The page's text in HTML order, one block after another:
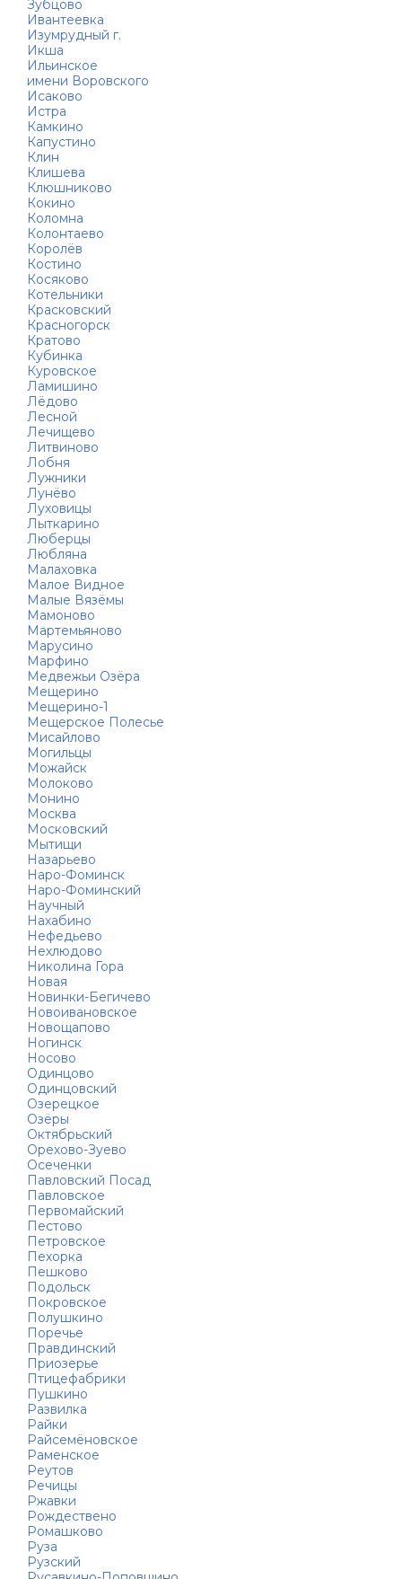
Зубцово
Ивантеевка
Изумрудный г.
Икша
Ильинское
имени Воровского
Исаково
Истра
Камкино
Капустино
Клин
Клишева
Клюшниково
Кокино
Коломна
Колонтаево
Королёв
Костино
Косяково
Котельники
Красковский
Красногорск
Кратово
Кубинка
Куровское
Ламишино
Лёдово
Лесной
Лечищево
Литвиново
Лобня
Лужники
Лунёво
Луховицы
Лыткарино
Люберцы
Любляна
Малаховка
Малое Видное
Малые Вязёмы
Мамоново
Мартемьяново
Марусино
Марфино
Медвежьи Озёра
Мещерино
Мещерино-1
Мещерское Полесье
Мисайлово
Могильцы
Можайск
Молоково
Монино
Москва
Московский
Мытищи
Назарьево
Наро-Фоминск
Наро-Фоминский
Научный
Нахабино
Нефедьево
Нехлюдово
Николина Гора
Новая
Новинки-Бегичево
Новоивановское
Новощапово
Ногинск
Носово
Одинцово
Одинцовский
Озерецкое
Озёры
Октябрьский
Орехово-Зуево
Осеченки
Павловский Посад
Павловское
Первомайский
Пестово
Петровское
Пехорка
Пешково
Подольск
Покровское
Полушкино
Поречье
Правдинский
Приозерье
Птицефабрики
Пушкино
Развилка
Райки
Райсемёновское
Раменское
Реутов
Речицы
Ржавки
Рождествено
Ромашково
Руза
Рузский